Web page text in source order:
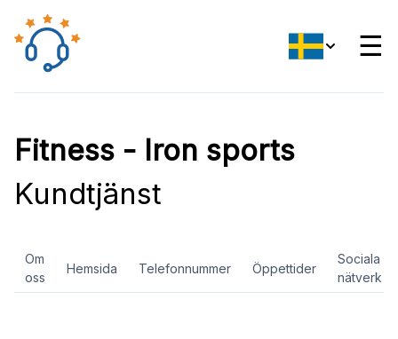
☰
Fitness - Iron sports
Kundtjänst
Om
oss
Hemsida Telefonnummer Öppettider
Sociala
nätverk